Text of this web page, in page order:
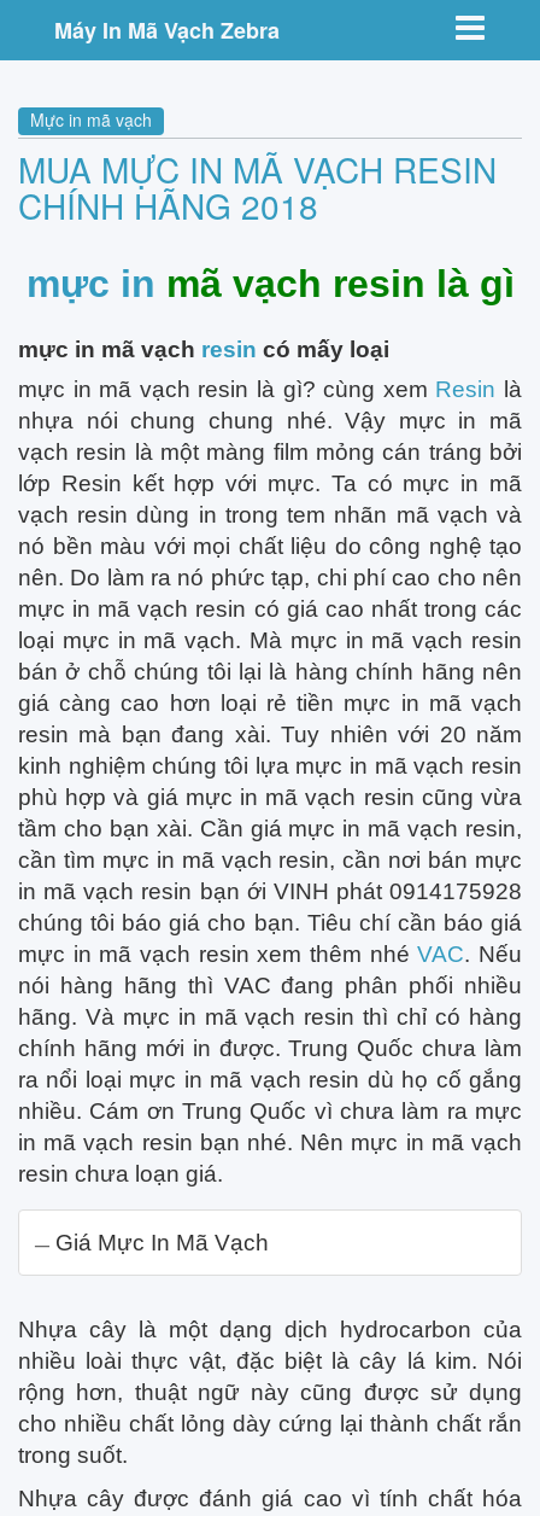
Toggle
Máy In Mã Vạch Zebra
Mực in mã vạch
MUA MỰC IN MÃ VẠCH RESIN
CHÍNH HÃNG 2018
mực in mã vạch resin là gì
mực in mã vạch resin có mấy loại
mực in mã vạch resin là gì? cùng xem Resin là
nhựa nói chung chung nhé. Vậy mực in mã
vạch resin là một màng film mỏng cán tráng bởi
lớp Resin kết hợp với mực. Ta có mực in mã
vạch resin dùng in trong tem nhãn mã vạch và
nó bền màu với mọi chất liệu do công nghệ tạo
nên. Do làm ra nó phức tạp, chi phí cao cho nên
mực in mã vạch resin có giá cao nhất trong các
loại mực in mã vạch. Mà mực in mã vạch resin
bán ở chỗ chúng tôi lại là hàng chính hãng nên
giá càng cao hơn loại rẻ tiền mực in mã vạch
resin mà bạn đang xài. Tuy nhiên với 20 năm
kinh nghiệm chúng tôi lựa mực in mã vạch resin
phù hợp và giá mực in mã vạch resin cũng vừa
tầm cho bạn xài. Cần giá mực in mã vạch resin,
cần tìm mực in mã vạch resin, cần nơi bán mực
in mã vạch resin bạn ới VINH phát 0914175928
chúng tôi báo giá cho bạn. Tiêu chí cần báo giá
mực in mã vạch resin xem thêm nhéVAC. Nếu
nói hàng hãng thì VAC đang phân phối nhiều
hãng. Và mực in mã vạch resin thì chỉ có hàng
chính hãng mới in được. Trung Quốc chưa làm
ra nổi loại mực in mã vạch resin dù họ cố gắng
nhiều. Cám ơn Trung Quốc vì chưa làm ra mực
in mã vạch resin bạn nhé. Nên mực in mã vạch
resin chưa loạn giá.
Giá Mực In Mã Vạch
Nhựa cây là một dạng dịch hydrocarbon của
nhiều loài thực vật, đặc biệt là cây lá kim. Nói
rộng hơn, thuật ngữ này cũng được sử dụng
cho nhiều chất lỏng dày cứng lại thành chất rắn
trong suốt.
Nhựa cây được đánh giá cao vì tính chất hóa